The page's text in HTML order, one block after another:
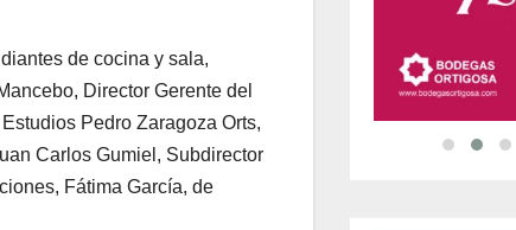
de cocina y sala,
Director Gerente del
Pedro Zaragoza Orts,
Carlos Gumiel, Subdirector
Fátima García, de